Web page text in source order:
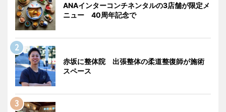
ANAインターコンチネンタルの3店舗が限定メ
ニュー 40周年記念で
赤坂に整体院 出張整体の柔道整復師が施術
スペース